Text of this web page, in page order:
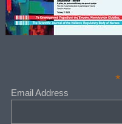
*
Email Address